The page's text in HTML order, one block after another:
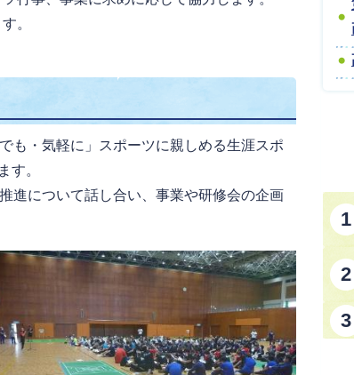
。
も・気軽に」スポーツに親しめる生涯スポ
す。
進について話し合い、事業や研修会の企画